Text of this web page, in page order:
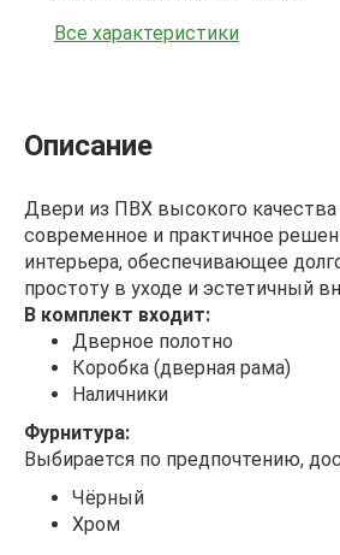
Все характеристики
Описание
Двери из ПВХ высокого качества
современное и практичное
интерьера, обеспечивающее
простоту в уходе и эстетичный
В комплект входит:
Дверное полотно
Коробка (дверная рама)
Наличники
Фурнитура:
Выбирается по предпочтению,
Чёрный
Хром